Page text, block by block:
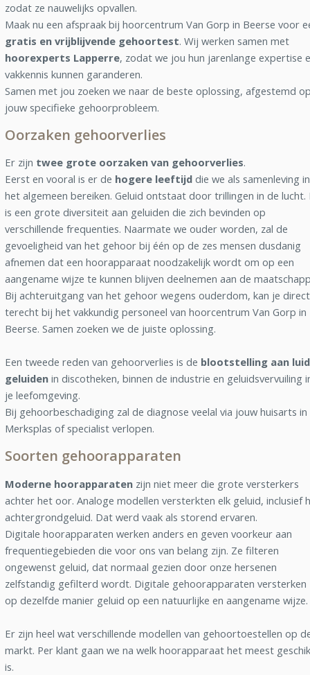
zodat ze nauwelijks opvallen.
Maak nu een afspraak bij hoorcentrum Van Gorp in Beerse voor
gratis en vrijblijvende gehoortest. Wij werken samen met
hoorexperts Lapperre, zodat we jou hun jarenlange expertise
vakkennis kunnen garanderen.
Samen met jou zoeken we naar de beste oplossing, afgestemd
jouw specifieke gehoorprobleem.
Oorzaken gehoorverlies
Er zijn twee grote oorzaken van gehoorverlies.
Eerst en vooral is er de hogere leeftijd die we als samenleving in
het algemeen bereiken. Geluid ontstaat door trillingen in de lucht.
is een grote diversiteit aan geluiden die zich bevinden op
verschillende frequenties. Naarmate we ouder worden, zal de
gevoeligheid van het gehoor bij één op de zes mensen dusdanig
afnemen dat een hoorapparaat noodzakelijk wordt om op een
aangename wijze te kunnen blijven deelnemen aan de
Bij achteruitgang van het gehoor wegens ouderdom, kan je direct
terecht bij het vakkundig personeel van hoorcentrum Van Gorp in
Beerse. Samen zoeken we de juiste oplossing.
Een tweede reden van gehoorverlies is de blootstelling aan
geluiden in discotheken, binnen de industrie en geluidsvervuiling
je leefomgeving.
Bij gehoorbeschadiging zal de diagnose veelal via jouw huisarts in
Merksplas of specialist verlopen.
Soorten gehoorapparaten
Moderne hoorapparaten zijn niet meer die grote versterkers
achter het oor. Analoge modellen versterkten elk geluid, inclusief
achtergrondgeluid. Dat werd vaak als storend ervaren.
Digitale hoorapparaten werken anders en geven voorkeur aan
frequentiegebieden die voor ons van belang zijn. Ze filteren
ongewenst geluid, dat normaal gezien door onze hersenen
zelfstandig gefilterd wordt. Digitale gehoorapparaten versterken
op dezelfde manier geluid op een natuurlijke en aangename wijze.
Er zijn heel wat verschillende modellen van gehoortoestellen op
markt. Per klant gaan we na welk hoorapparaat het meest
is.